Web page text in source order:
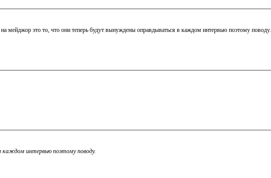
на мейджор это то, что они теперь будут вынуждены оправдываться в каждом интервью поэтому поводу.
каждом интервью поэтому поводу.